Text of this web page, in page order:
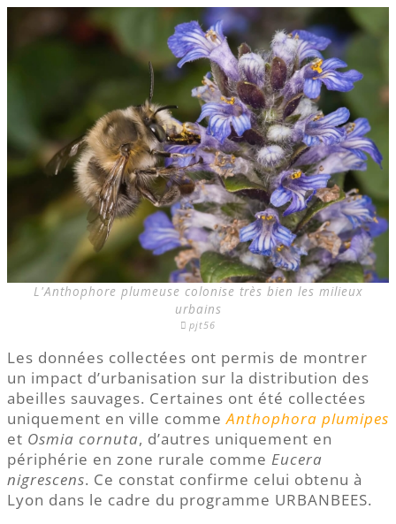
L'Anthophore plumeuse colonise très bien les milieux
urbains
pjt56
Les données collectées ont permis de montrer
un impact d’urbanisation sur la distribution des
abeilles sauvages. Certaines ont été collectées
uniquement en ville commeAnthophora plumipes
et Osmia cornuta, d’autres uniquement en
périphérie en zone rurale comme Eucera
nigrescens. Ce constat confirme celui obtenu à
Lyon dans le cadre du programme URBANBEES.